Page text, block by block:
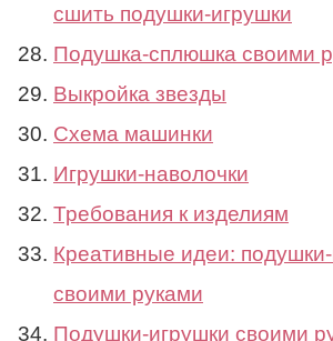
сшить подушки-игрушки
Подушка-сплюшка своими
Выкройка звезды
Схема машинки
Игрушки-наволочки
Требования к изделиям
Креативные идеи:
своими руками
Подушки-игрушки своими